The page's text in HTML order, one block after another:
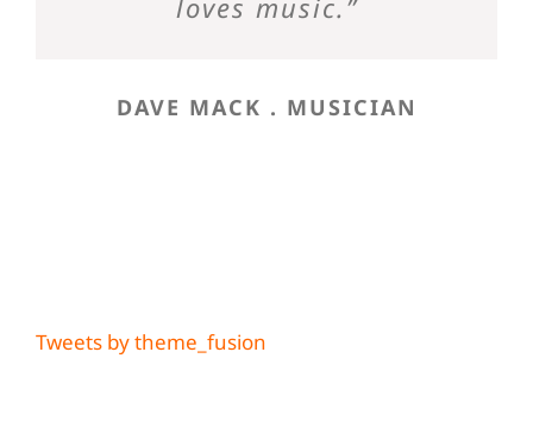
DAVE MACK . MUSICIAN
Tweets by theme_fusion